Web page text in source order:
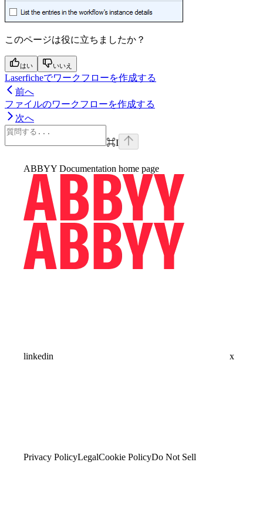
このページは役に立ちましたか？
はい いいえ
Laserficheでワークフローを作成する
前へ
ファイルのワークフローを作成する
次へ
⌘I
ABBYY Documentation home page
linkedin x
Privacy PolicyLegalCookie PolicyDo Not Sell